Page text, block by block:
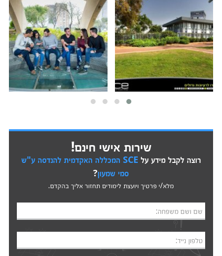
שירות אישי חינם!
רוצה לקבל מידע על
SCE המכללה האקדמית להנדסה ע"ש
סמי שמעון?
מלא/י פרטיך ויועצת לימודים תחזור אליך בהקדם.
שם ושם משפחה:
טלפון נייד: